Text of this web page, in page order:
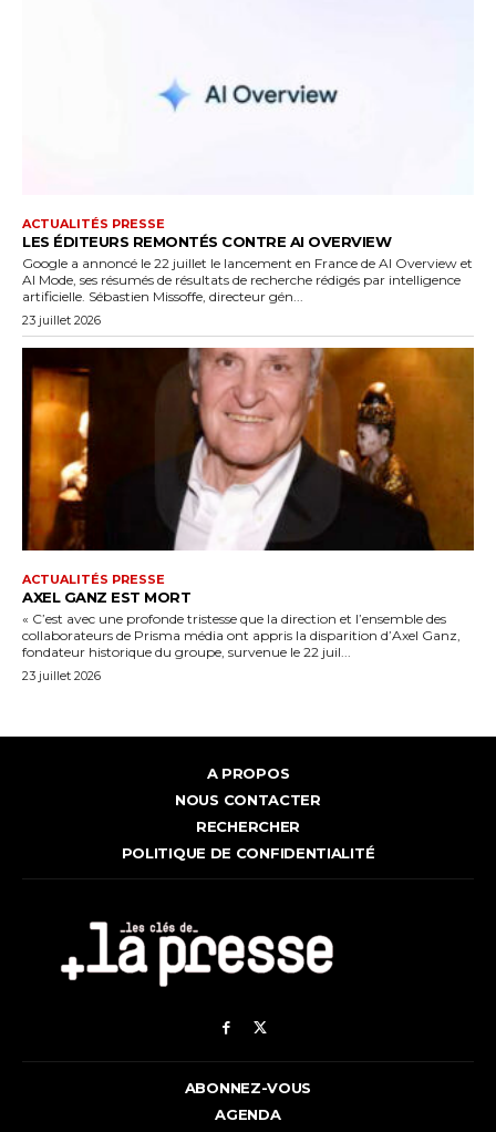
ACTUALITÉS PRESSE
LES ÉDITEURS REMONTÉS CONTRE AI OVERVIEW
Google a annoncé le 22 juillet le lancement en France de AI Overview et
AI Mode, ses résumés de résultats de recherche rédigés par intelligence
artificielle. Sébastien Missoffe, directeur gén...
23 juillet 2026
ACTUALITÉS PRESSE
AXEL GANZ EST MORT
« C’est avec une profonde tristesse que la direction et l’ensemble des
collaborateurs de Prisma média ont appris la disparition d’Axel Ganz,
fondateur historique du groupe, survenue le 22 juil...
23 juillet 2026
A PROPOS
NOUS CONTACTER
RECHERCHER
POLITIQUE DE CONFIDENTIALITÉ
ABONNEZ-VOUS
AGENDA